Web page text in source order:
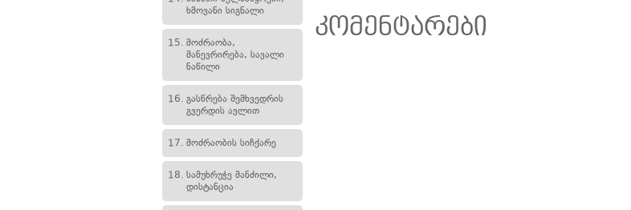
ხმოვანი სიგნალი
15. მოძრაობა,
მანევრირება, სავალი
ნაწილი
16. გასწრება შემხვედრის
გვერდის ავლით
17. მოძრაობის სიჩქარე
18. სამუხრუჭე მანძილი,
დისტანცია
კომენტარები